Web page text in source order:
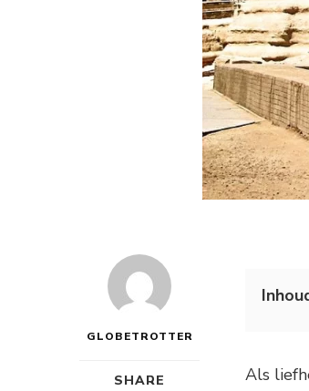
GLOBETROTTER
SHARE
Als